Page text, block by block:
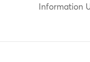
Information